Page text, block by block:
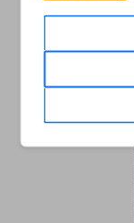
Economia
il concetto